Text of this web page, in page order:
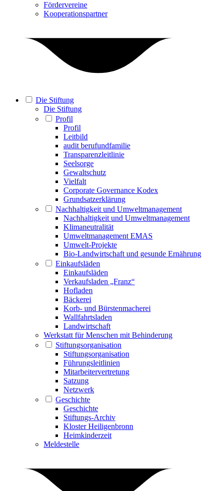
Fördervereine
Kooperationspartner
Die Stiftung
Die Stiftung
Profil
Profil
Leitbild
audit berufundfamilie
Transparenzleitlinie
Seelsorge
Gewaltschutz
Vielfalt
Corporate Governance Kodex
Grundsatzerklärung
Nachhaltigkeit und Umweltmanagement
Nachhaltigkeit und Umweltmanagement
Klimaneutralität
Umweltmanagement EMAS
Umwelt-Projekte
Bio-Landwirtschaft und gesunde Ernährung
Einkaufsläden
Einkaufsläden
Verkaufsladen „Franz“
Hofladen
Bäckerei
Korb- und Bürstenmacherei
Wallfahrtsladen
Landwirtschaft
Werkstatt für Menschen mit Behinderung
Stiftungsorganisation
Stiftungsorganisation
Führungsleitlinien
Mitarbeitervertretung
Satzung
Netzwerk
Geschichte
Geschichte
Stiftungs-Archiv
Kloster Heiligenbronn
Heimkinderzeit
Meldestelle